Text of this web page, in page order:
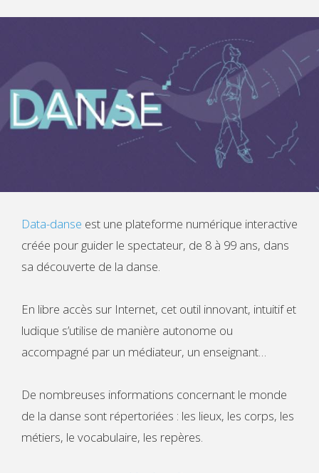
Data-danse est une plateforme numérique interactive
créée pour guider le spectateur, de 8 à 99 ans, dans
sa découverte de la danse.
En libre accès sur Internet, cet outil innovant, intuitif et
ludique s’utilise de manière autonome ou
accompagné par un médiateur, un enseignant…
De nombreuses informations concernant le monde
de la danse sont répertoriées : les lieux, les corps, les
métiers, le vocabulaire, les repères.